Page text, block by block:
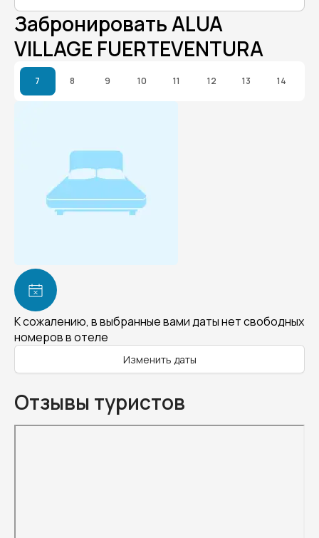
Забронировать ALUA
VILLAGE FUERTEVENTURA
7 8 9 10 11 12 13 14
К сожалению, в выбранные вами даты нет свободных
номеров в отеле
Изменить даты
Отзывы туристов